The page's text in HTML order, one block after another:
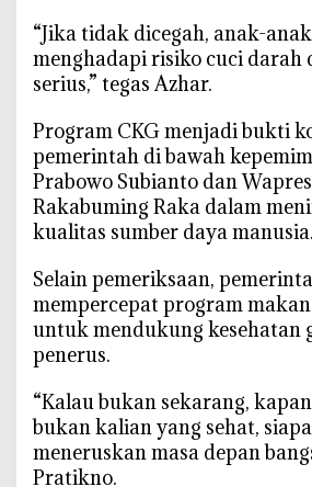
‎“Jika tidak dicegah, anak-
menghadapi risiko cuci darah
serius,” tegas Azhar.
‎Program CKG menjadi bukti
pemerintah di bawah
Prabowo Subianto dan
Rakabuming Raka dalam
kualitas sumber daya manusia.
‎Selain pemeriksaan,
mempercepat program
untuk mendukung kesehatan
penerus.
‎“Kalau bukan sekarang,
bukan kalian yang sehat,
meneruskan masa depan
Pratikno.